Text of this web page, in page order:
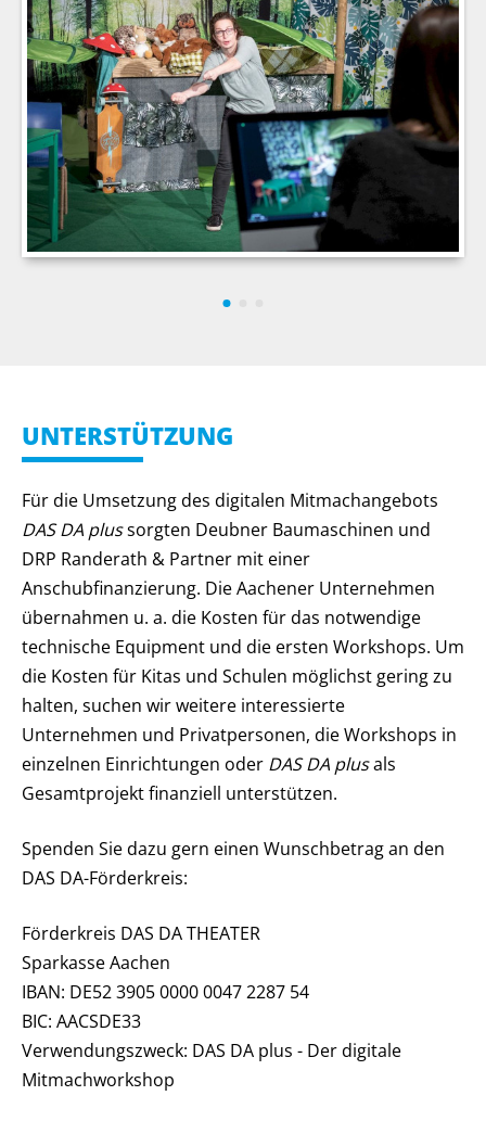
UNTERSTÜTZUNG
Für die Umsetzung des digitalen Mitmachangebots
DAS DA plussorgten Deubner Baumaschinen und
DRP Randerath & Partner mit einer
Anschubfinanzierung. Die Aachener Unternehmen
übernahmen u. a. die Kosten für das notwendige
technische Equipment und die ersten Workshops. Um
die Kosten für Kitas und Schulen möglichst gering zu
halten, suchen wir weitere interessierte
Unternehmen und Privatpersonen, die Workshops in
einzelnen Einrichtungen oder DAS DA plusals
Gesamtprojekt finanziell unterstützen.
Spenden Sie dazu gern einen Wunschbetrag an den
DAS DA-Förderkreis:
Förderkreis DAS DA THEATER
Sparkasse Aachen
IBAN: DE52 3905 0000 0047 2287 54
BIC: AACSDE33
Verwendungszweck: DAS DA plus - Der digitale
Mitmachworkshop